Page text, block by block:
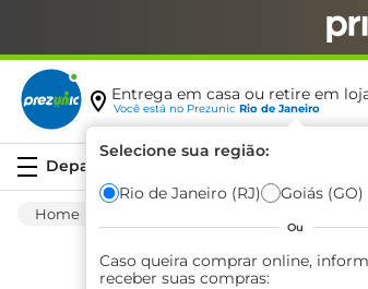
Entrega em casa ou retire em
Você está no Prezunic Rio de Janeiro
Selecione sua região:
Rio de Janeiro (RJ) Goiás (GO)
Ou
Caso queira comprar online,
receber suas compras: